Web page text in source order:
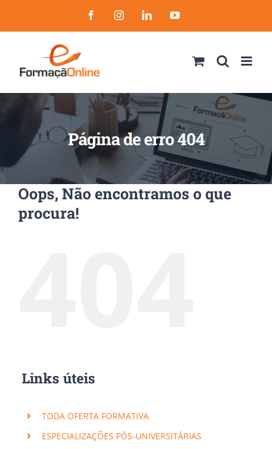
to
FacebookInstagramLinkedInYouTube
Página de erro 404
Oops, Não encontramos o que
procura!
Links úteis
TODA OFERTA FORMATIVA
ESPECIALIZAÇÕES PÓS-UNIVERSITÁRIAS